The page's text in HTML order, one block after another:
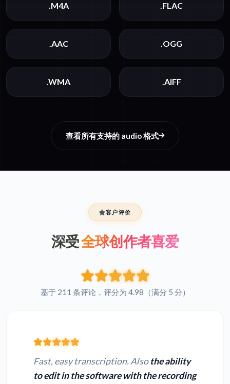
.M4A .FLAC
.AAC .OGG
.WMA .AIFF
查看所有支持的 audio 格式
客户评价
深受全球创作者喜爱
基于 211 条评论，评分为 4.98（满分 5 分）
Fast, easy transcription. Alsothe ability
to edit in the software with the recording